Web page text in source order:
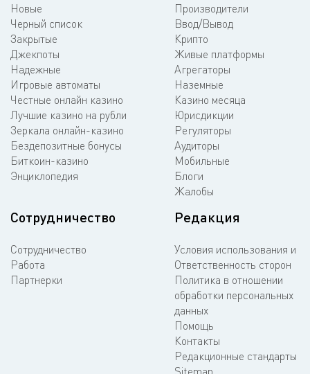
Новые
Черный список
Закрытые
Джекпоты
Надежные
Игровые автоматы
Честные онлайн казино
Лучшие казино на рубли
Зеркала онлайн-казино
Бездепозитные бонусы
Биткоин-казино
Энциклопедия
Производители
Ввод/Вывод
Крипто
Живые платформы
Агрегаторы
Наземные
Казино месяца
Юрисдикции
Регуляторы
Аудиторы
Мобильные
Блоги
Жалобы
Сотрудничество
Сотрудничество
Работа
Партнерки
Редакция
Условия использования и
Ответственность сторон
Политика в отношении
обработки персональных
данных
Помощь
Контакты
Редакционные стандарты
Sitemap